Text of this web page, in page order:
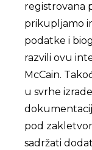
registrovana
prikupljamo
podatke i
razvili ovu
McCain.
u svrhe
pod
sadržati